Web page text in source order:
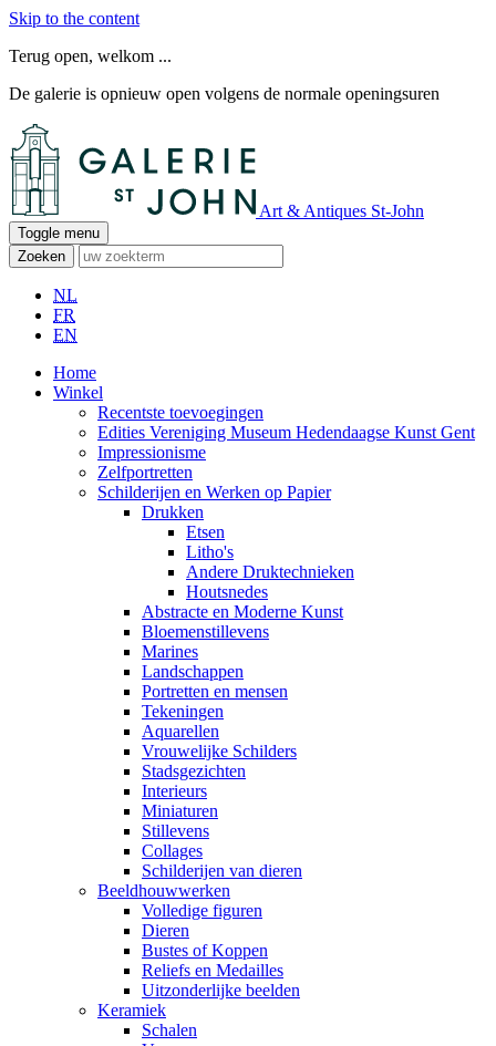
Skip to the content
Terug open, welkom ...
De galerie is opnieuw open volgens de normale openingsuren
Art & Antiques St-John
Toggle menu
Zoeken
NL
FR
EN
Home
Winkel
Recentste toevoegingen
Edities Vereniging Museum Hedendaagse Kunst Gent
Impressionisme
Zelfportretten
Schilderijen en Werken op Papier
Drukken
Etsen
Litho's
Andere Druktechnieken
Houtsnedes
Abstracte en Moderne Kunst
Bloemenstillevens
Marines
Landschappen
Portretten en mensen
Tekeningen
Aquarellen
Vrouwelijke Schilders
Stadsgezichten
Interieurs
Miniaturen
Stillevens
Collages
Schilderijen van dieren
Beeldhouwwerken
Volledige figuren
Dieren
Bustes of Koppen
Reliefs en Medailles
Uitzonderlijke beelden
Keramiek
Schalen